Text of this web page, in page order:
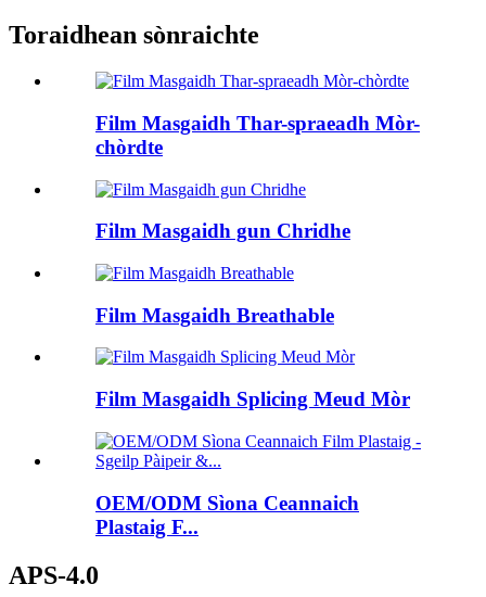
Toraidhean sònraichte
Film Masgaidh Thar-spraeadh Mòr-
chòrdte
Film Masgaidh gun Chridhe
Film Masgaidh Breathable
Film Masgaidh Splicing Meud Mòr
OEM/ODM Sìona Ceannaich
Plastaig F...
APS-4.0